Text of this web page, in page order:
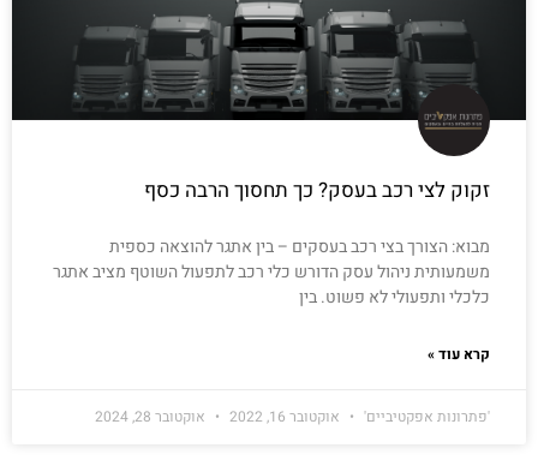
זקוק לצי רכב בעסק? כך תחסוך הרבה כסף
מבוא: הצורך בצי רכב בעסקים – בין אתגר להוצאה כספית
משמעותית ניהול עסק הדורש כלי רכב לתפעול השוטף מציב אתגר
כלכלי ותפעולי לא פשוט. בין
קרא עוד »
'פתרונות אפקטיביים' אוקטובר 16, 2022 אוקטובר 28, 2024